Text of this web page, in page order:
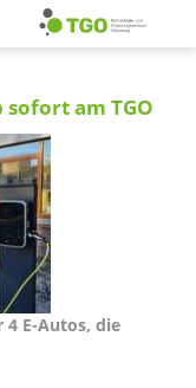
sofort am TGO
4 E-Autos, die